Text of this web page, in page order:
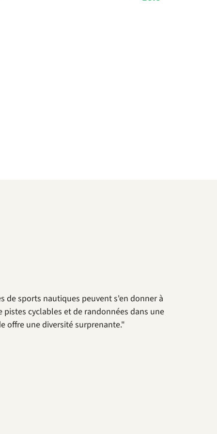
de sports nautiques peuvent s'en donner à
cyclables et de randonnées dans une
offre une diversité surprenante."